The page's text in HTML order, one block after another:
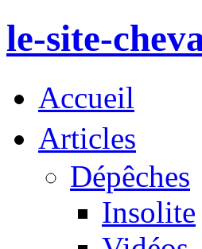
le-site-
Accueil
Articles
Dépêches
Insolite